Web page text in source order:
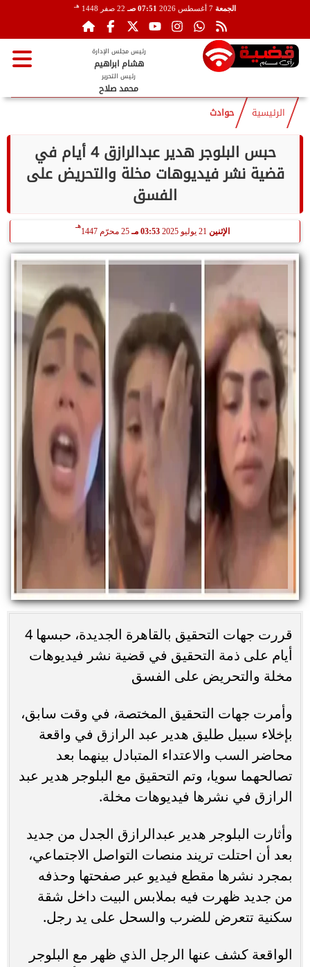
الجمعة 07:51 صـ 22 صفر 1448 هـ
رئيس مجلس الإدارة
هشام ابراهيم
رئيس التحرير
محمد صلاح
الرئيسية حوادث
حبس البلوجر هدير عبدالرازق 4 أيام في
قضية نشر فيديوهات مخلة والتحريض على
الفسق
الإثنين 21 يوليو 2025 03:53 مـ 25 محرّم 1447
هـ
قررت جهات التحقيق بالقاهرة الجديدة، حبسها 4
أيام على ذمة التحقيق في قضية نشر فيديوهات
مخلة والتحريض على الفسق
وأمرت جهات التحقيق المختصة، في وقت سابق،
بإخلاء سبيل طليق هدير عبد الرازق في واقعة
محاضر السب والاعتداء المتبادل بينهما بعد
تصالحهما سويا، وتم التحقيق مع البلوجر هدير عبد
الرازق في نشرها فيديوهات مخلة.
وأثارت البلوجر هدير عبدالرازق الجدل من جديد
بعد أن احتلت تريند منصات التواصل الاجتماعي،
بمجرد نشرها مقطع فيديو عبر صفحتها وحذفه
من جديد ظهرت فيه بملابس البيت داخل شقة
سكنية تتعرض للضرب والسحل على يد رجل.
الواقعة كشف عنها الرجل الذي ظهر مع البلوجر